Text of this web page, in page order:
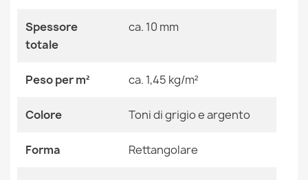
Tappeto SANTO SISAL 1001 geometrica grigio
Tessuto
Forma Rettangolare
Motivo Geometrico
Riferimenti Specifici
Spessore
totale
ca. 10 mm
Peso per m² ca. 1,45 kg/m²
Colore Toni di grigio e argento
Forma Rettangolare